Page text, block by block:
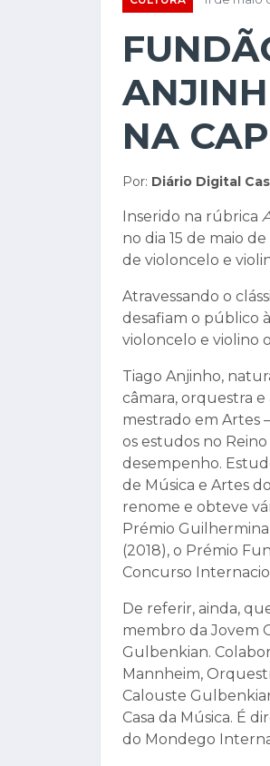
NA
Por: Diário Digital
Inserido na rúbrica
no dia 15 de maio
de violoncelo e
Atravessando o
desafiam o público
violoncelo e violino
Tiago Anjinho,
câmara, orquestra
mestrado em Artes
os estudos no
desempenho.
de Música e Artes
renome e obteve
Prémio
(2018), o Prémio
Concurso
De referir, ainda,
membro da Jovem
Gulbenkian.
Mannheim,
Calouste
Casa da Música. É
do Mondego